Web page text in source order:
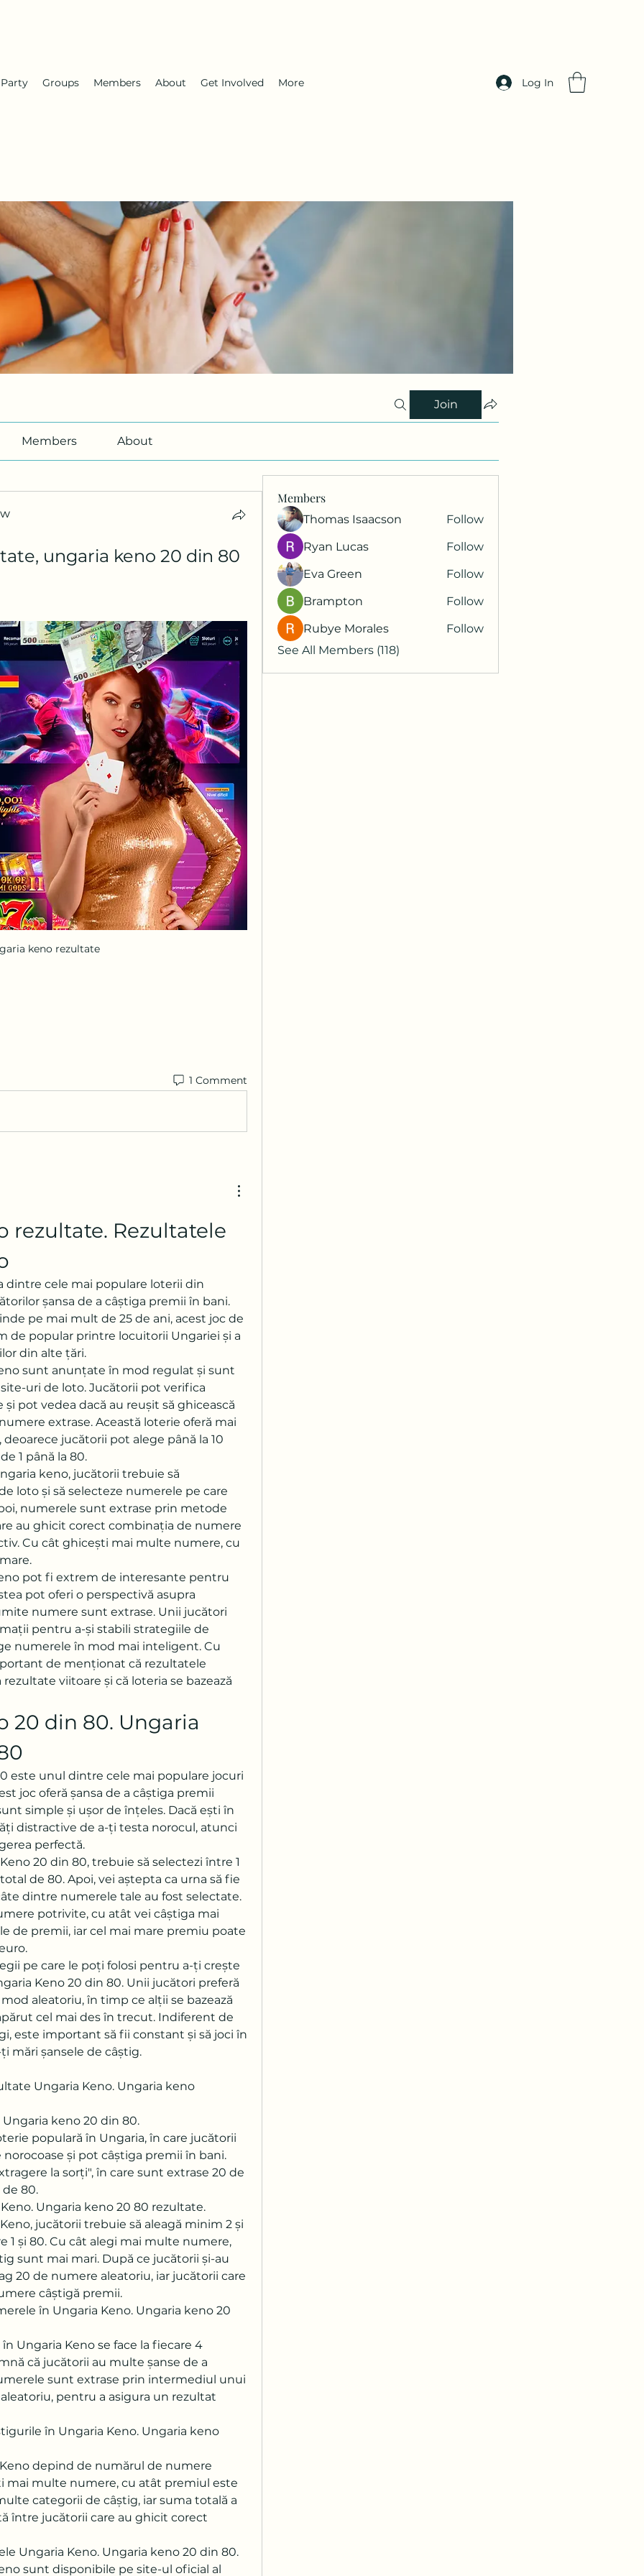
Groups Members About Get Involved More Log In
Join
Members About
ungaria keno 20 din 80
keno rezultate
1 Comment
rezultate. Rezultatele
dintre cele mai populare loterii din
șansa de a câștiga premii în bani.
pe mai mult de 25 de ani, acest joc de
de popular printre locuitorii Ungariei și a
din alte țări.
sunt anunțate în mod regulat și sunt
uri de loto. Jucătorii pot verifica
pot vedea dacă au reușit să ghicească
extrase. Această loterie oferă mai
jucătorii pot alege până la 10
1 până la 80.
keno, jucătorii trebuie să
loto și să selecteze numerele pe care
numerele sunt extrase prin metode
au ghicit corect combinația de numere
Cu cât ghicești mai multe numere, cu
pot fi extrem de interesante pentru
pot oferi o perspectivă asupra
numere sunt extrase. Unii jucători
pentru a-și stabili strategiile de
numerele în mod mai inteligent. Cu
de menționat că rezultatele
viitoare și că loteria se bazează
20 din 80. Ungaria
este unul dintre cele mai populare jocuri
joc oferă șansa de a câștiga premii
simple și ușor de înțeles. Dacă ești în
distractive de a-ți testa norocul, atunci
perfectă.
20 din 80, trebuie să selectezi între 1
de 80. Apoi, vei aștepta ca urna să fie
dintre numerele tale au fost selectate.
potrivite, cu atât vei câștiga mai
de premii, iar cel mai mare premiu poate
pe care le poți folosi pentru a-ți crește
Keno 20 din 80. Unii jucători preferă
aleatoriu, în timp ce alții se bazează
cel mai des în trecut. Indiferent de
este important să fii constant și să joci în
mări șansele de câștig.
Ungaria Keno. Ungaria keno
keno 20 din 80.
populară în Ungaria, în care jucătorii
și pot câștiga premii în bani.
la sorți", în care sunt extrase 20 de
80.
Ungaria keno 20 80 rezultate.
jucătorii trebuie să aleagă minim 2 și
1 și 80. Cu cât alegi mai multe numere,
sunt mai mari. După ce jucătorii și-au
20 de numere aleatoriu, iar jucătorii care
câștigă premii.
în Ungaria Keno. Ungaria keno 20
Ungaria Keno se face la fiecare 4
că jucătorii au multe șanse de a
sunt extrase prin intermediul unui
pentru a asigura un rezultat
în Ungaria Keno. Ungaria keno
depind de numărul de numere
mai multe numere, cu atât premiul este
categorii de câștig, iar suma totală a
între jucătorii care au ghicit corect
Ungaria Keno. Ungaria keno 20 din 80.
sunt disponibile pe site-ul oficial al
Members
Thomas Isaacson
Follow
Ryan Lucas
Follow
Eva Green
Follow
Brampton
Follow
Rubye Morales
Follow
See All Members (118)